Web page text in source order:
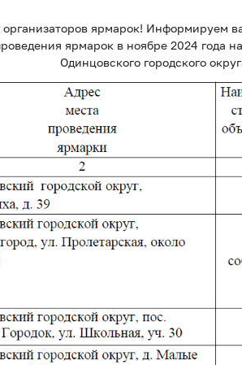
ярмарок! Информируем
ярмарок в ноябре 2024 года
Одинцовского городского